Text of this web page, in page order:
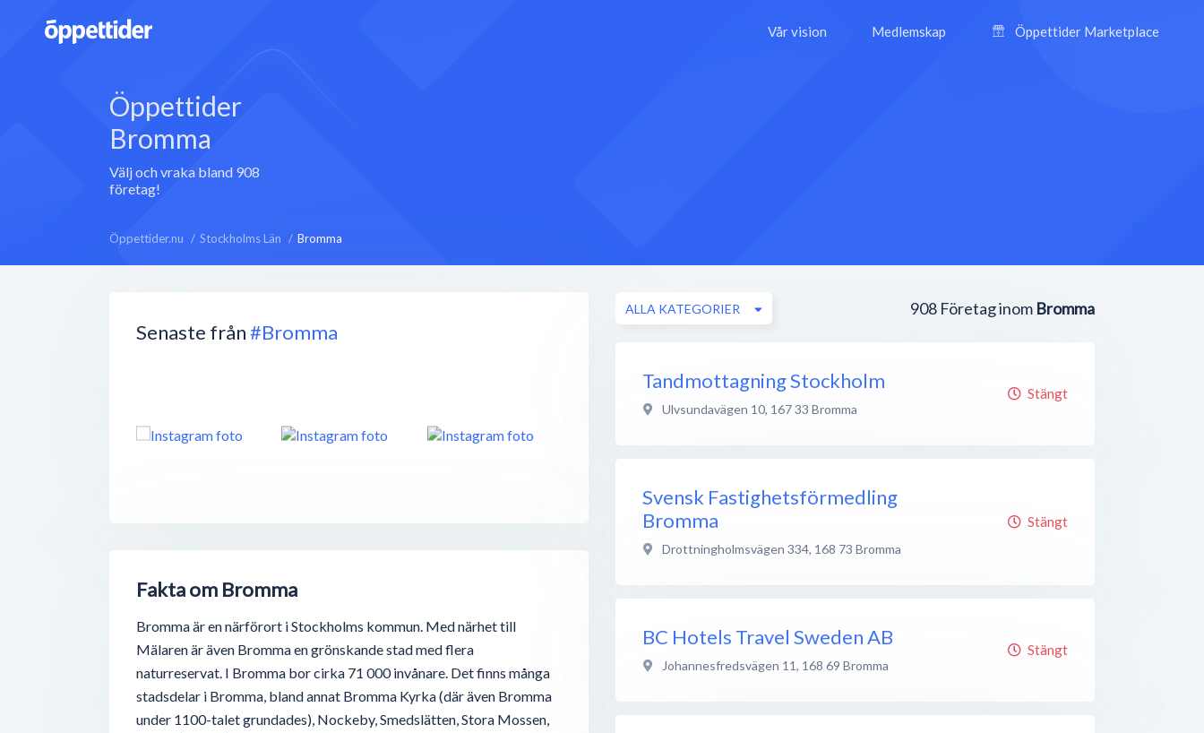
Vår vision Medlemskap Öppettider Marketplace
Öppettider
Bromma
Välj och vraka bland 908
företag!
Öppettider.nu Stockholms Län Bromma
Senaste från#Bromma
Fakta om Bromma
Bromma är en närförort i Stockholms kommun. Med närhet till
Mälaren är även Bromma en grönskande stad med flera
naturreservat. I Bromma bor cirka 71 000 invånare. Det finns många
stadsdelar i Bromma, bland annat Bromma Kyrka (där även Bromma
under 1100-talet grundades), Nockeby, Smedslätten, Stora Mossen,
908 Företag inom Bromma
ALLA KATEGORIER
Tandmottagning Stockholm
Ulvsundavägen 10, 167 33 Bromma
Stängt
Svensk Fastighetsförmedling
Bromma
Drottningholmsvägen 334, 168 73 Bromma
Stängt
BC Hotels Travel Sweden AB
Johannesfredsvägen 11, 168 69 Bromma
Stängt